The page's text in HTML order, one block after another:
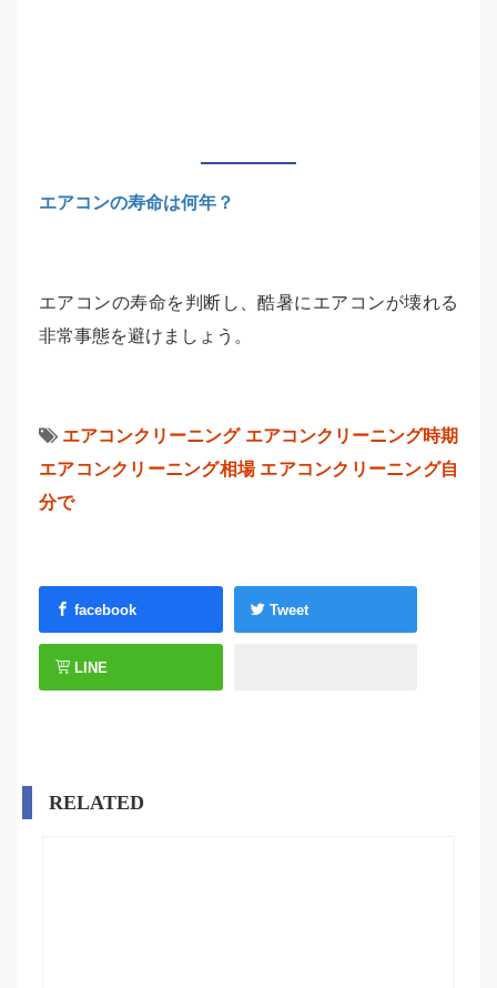
エアコンの寿命は何年？
エアコンの寿命を判断し、酷暑にエアコンが壊れる
非常事態を避けましょう。
エアコンクリーニング エアコンクリーニング時期
エアコンクリーニング相場 エアコンクリーニング自
分で
facebook Tweet
LINE
RELATED